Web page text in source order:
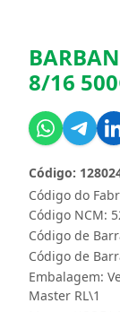
8/16
Código do
Código:
Código NCM:
Código de
Código de
Embalagem:
Master RL\1